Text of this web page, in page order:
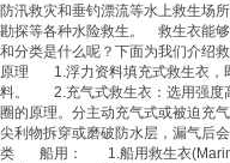
防汛救灾和垂钓漂流等水上救生场
勘探等各种水险救生。 救生衣能
和分类是什么呢？下面为我们介绍
原理 1.浮力资料填充式救生衣
料。 2.充气式救生衣 ：选用强
圈的原理。分主动充气式或被迫充
尖利物拆穿或磨破防水层，漏气
类 船用： 1.船用救生衣